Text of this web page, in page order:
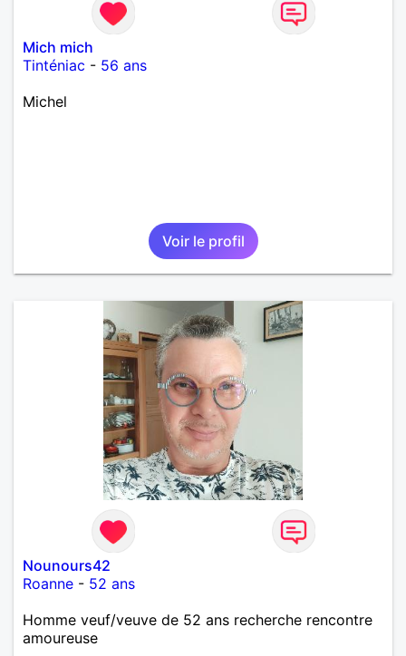
Mich mich
Tinténiac - 56 ans
Michel
Voir le profil
Nounours42
Roanne - 52 ans
Homme veuf/veuve de 52 ans recherche rencontre
amoureuse